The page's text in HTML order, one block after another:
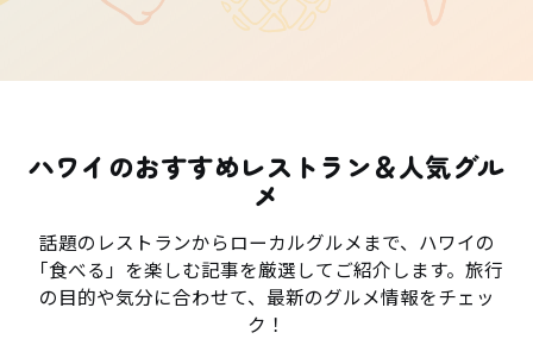
ハワイのおすすめレストラン＆人気グル
メ
話題のレストランからローカルグルメまで、ハワイの
「食べる」を楽しむ記事を厳選してご紹介します。旅行
の目的や気分に合わせて、最新のグルメ情報をチェッ
ク！